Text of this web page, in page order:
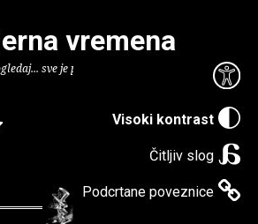
Visoki kontrast
Čitljiv slog
Podcrtane poveznice
vremena
sve je puno knjiga.